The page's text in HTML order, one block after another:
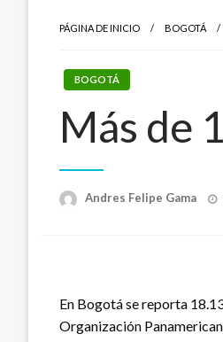
PÁGINA DE INICIO BOGOTÁ
BOGOTÁ
Más de
Andres Felipe Gama
En Bogotá se reporta
Organización